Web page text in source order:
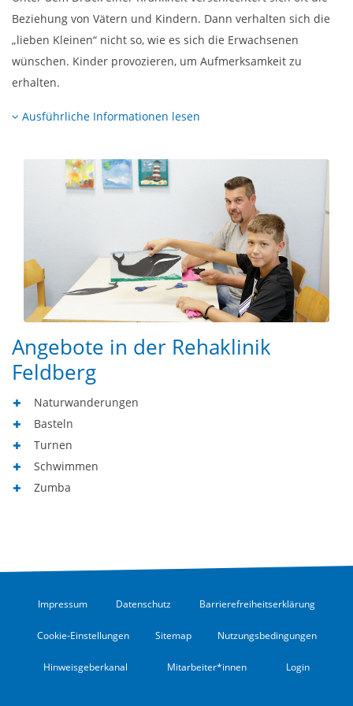
Beziehung von Vätern und Kindern. Dann verhalten sich die
„lieben Kleinen“ nicht so, wie es sich die Erwachsenen
wünschen. Kinder provozieren, um Aufmerksamkeit zu
erhalten.
Ausführliche Informationen lesen
Angebote in der Rehaklinik
Feldberg
Naturwanderungen
Basteln
Turnen
Schwimmen
Zumba
Impressum Datenschutz Barrierefreiheitserklärung
Cookie-Einstellungen Sitemap Nutzungsbedingungen
Hinweisgeberkanal Mitarbeiter*innen Login